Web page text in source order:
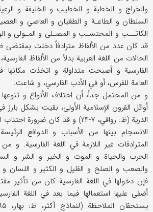
والخراج و الخطبة و الخطيب و الخليفة و
السلطان و الطاعـة و الطغيان و العاصي و
الكاتــب و المحتسـب و المصـلى و المـولى و
قد كان عدد من الألفاظ مترادفاً دخلت
الحالات من اللغة العربية بدلاً من الألفاظ
الفارسية و أصبحت متداولة و اتخذت مكانها
العامة للفرس، أو في الأدب الفارسي، و شاعت.
و من المحتمل جداً، أن اختلاف الأنواع و
أوائل القرون الإسلامية الأولى، بقيت بشكل بارز
الدرية (ظ: رواقي، ۷-۲۴) و قد كان
الانسجام بينها من الأسباب و الدوافع
المترادفات غير اللازمة في اللغة الفارسية. و
الحرب والحياة و الموت و الخير و الشر و
والصعب و الصلح و القليل و الكثير و اللسان و
فإن دخولها في اللغة الفارسية كان من تأثير
أضفى عليها استعمالها فيما بعد في اللغة